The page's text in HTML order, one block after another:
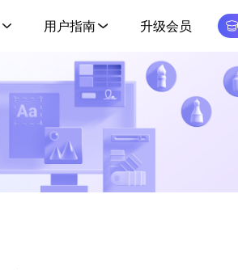
用户指南 升级会员